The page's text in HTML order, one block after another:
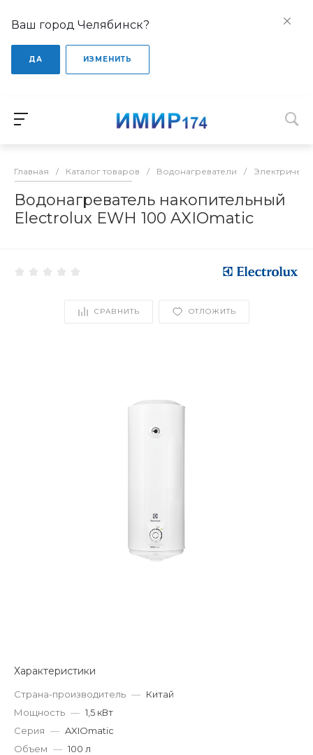
Ваш город Челябинск?
ДА ИЗМЕНИТЬ
Главная / Каталог товаров / Водонагреватели /
Водонагреватель накопительный
Electrolux EWH 100 AXIOmatic
СРАВНИТЬ ОТЛОЖИТЬ
Характеристики
Страна-производитель — Китай
Мощность — 1,5 кВт
Серия — AXIOmatic
Объем — 100 л